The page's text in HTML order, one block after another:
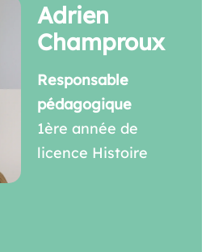
Adrien
Champroux
Responsable
pédagogique
1ère année de
licence Histoire